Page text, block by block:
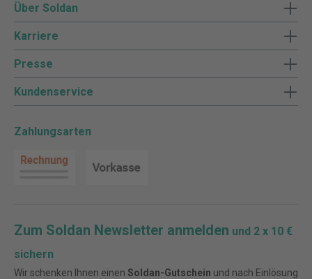
Über Soldan
Karriere
Presse
Kundenservice
Zahlungsarten
Zum Soldan Newsletter anmelden und 2 x 10 €
sichern
Wir schenken Ihnen einen Soldan-Gutschein und nach Einlösung